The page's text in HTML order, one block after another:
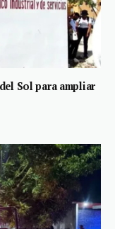
Sol para ampliar